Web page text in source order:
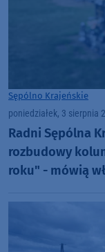
Sępólno Krajeńskie
poniedziałek, 3 sierpnia
Radni Sępólna
rozbudowy
roku" - mówią